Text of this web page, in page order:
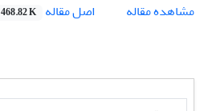
مشاهده مقاله
اصل مقاله 468.82 K